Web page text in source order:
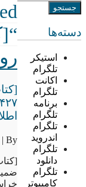
دسته‌ها
استیکر
تلگرام
اکانت
تلگرام
برنامه
تلگرام
تلگرام
اندروید
تلگرام
دانلود
تلگرام
کامپیوتر
By |